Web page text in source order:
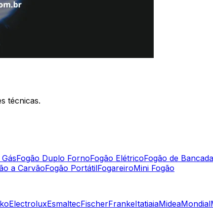
técnicas.
Fogão Duplo FornoFogão ElétricoFogão de Bancada
a CarvãoFogão PortátilFogareiroMini Fogão
ElectroluxEsmaltecFischerFrankeItatiaiaMideaMondial